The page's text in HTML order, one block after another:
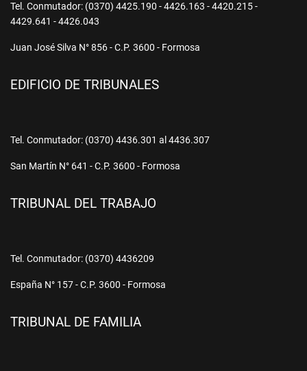
Tel. Conmutador: (0370) 4425.190 - 4426.163 - 4420.215 -
4429.641 - 4426.043
Juan José Silva N° 856 - C.P. 3600 - Formosa
EDIFICIO DE TRIBUNALES
Tel. Conmutador: (0370) 4436.301 al 4436.307
San Martín N° 641 - C.P. 3600 - Formosa
TRIBUNAL DEL TRABAJO
Tel. Conmutador: (0370) 4436209
España N° 157 - C.P. 3600 - Formosa
TRIBUNAL DE FAMILIA